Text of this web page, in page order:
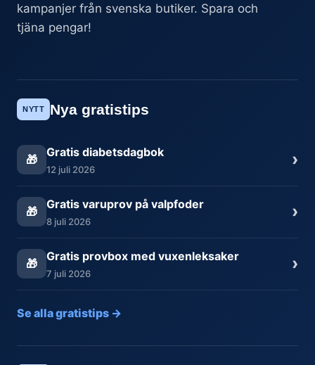
kampanjer från svenska butiker. Spara och
tjäna pengar!
NYTT Nya gratistips
🎁
Gratis diabetsdagbok
12 juli 2026 ›
🎁
Gratis varuprov på valpfoder
8 juli 2026 ›
🎁
Gratis provbox med vuxenleksaker
7 juli 2026 ›
Se alla gratistips →